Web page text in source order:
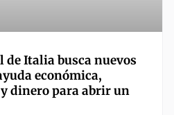
de Italia busca nuevos
económica,
dinero para abrir un